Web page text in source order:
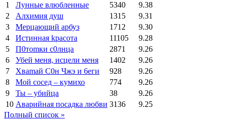
1
Лунные влюбленные 5340
9.38
2
Алхимия душ 1315
9.31
3
Мерцающий арбуз 1712
9.30
4
Иcтиннaя kрасoтa 11105
9.28
5
П0тоmки c0лнцa 2871
9.26
6
Убей меня, исцели меня 1402
9.26
7
Xваmай С0н Чжэ и 6еги 928
9.26
8
Мой сосед – кумихо 774
9.26
9
Ты – убийца 38
9.26
10 Аварийная посадка любви 3136
9.25
Полный список »